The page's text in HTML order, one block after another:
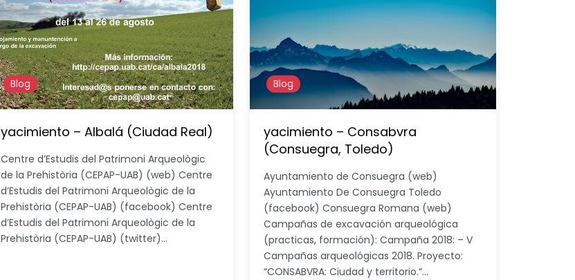
Blog
yacimiento – Albalá (Ciudad Real)
Centre d’Estudis del Patrimoni Arqueològic
de la Prehistòria (CEPAP-UAB) (web) Centre
d’Estudis del Patrimoni Arqueològic de la
Prehistòria (CEPAP-UAB) (facebook) Centre
d’Estudis del Patrimoni Arqueològic de la
Prehistòria (CEPAP-UAB) (twitter)…
Blog
yacimiento – Consabvra
(Consuegra, Toledo)
Ayuntamiento de Consuegra (web)
Ayuntamiento De Consuegra Toledo
(facebook) Consuegra Romana (web)
Campañas de excavación arqueológica
(practicas, formación): Campaña 2018: – V
Campañas arqueológicas 2018. Proyecto:
“CONSABVRA: Ciudad y territorio.“…